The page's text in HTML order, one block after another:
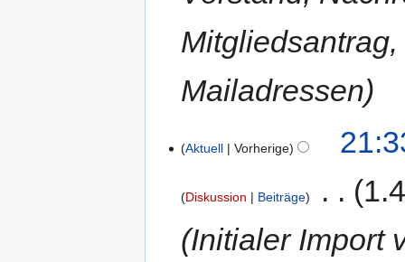
Mailadressen
Aktuell Vorherige
Diskussion Beiträge
Initialer Import